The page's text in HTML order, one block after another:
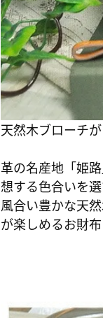
天然木ブローチ
革の名産地「姫
想する色合いを
風合い豊かな天
が楽しめるお財布